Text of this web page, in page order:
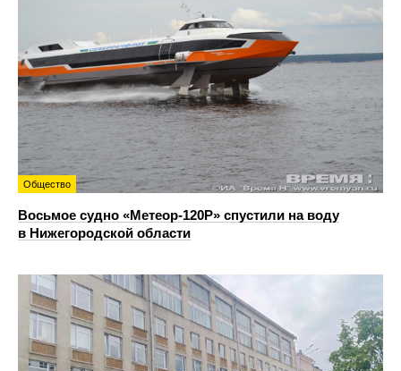
Общество
Восьмое судно «Метеор-120Р» спустили на воду
в Нижегородской области